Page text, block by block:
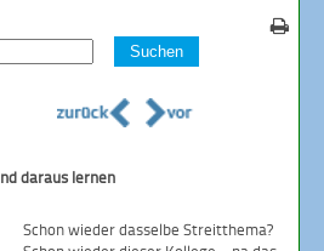
Suchen
daraus lernen
Schon wieder dasselbe Streitthema?